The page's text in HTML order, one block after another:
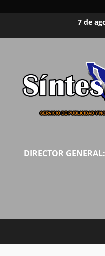
7 de
DIRECTOR